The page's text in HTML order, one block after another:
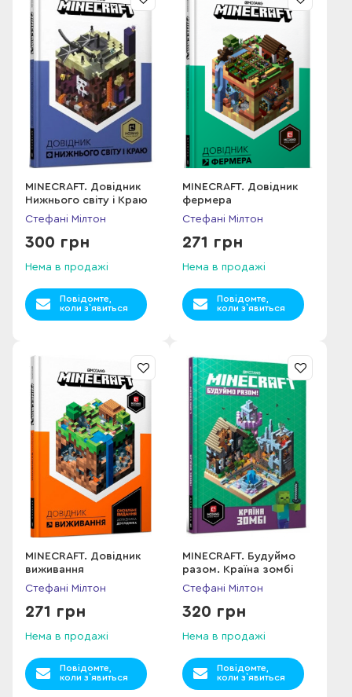
MINECRAFT. Довідник
Нижнього світу і Краю
Стефані Мілтон
300 грн
Нема в продажі
Повідомте,
коли з`явиться
MINECRAFT. Довідник
фермера
Стефані Мілтон
271 грн
Нема в продажі
Повідомте,
коли з`явиться
MINECRAFT. Довідник
виживання
Стефані Мілтон
271 грн
Нема в продажі
Повідомте,
коли з`явиться
MINECRAFT. Будуймо
разом. Країна зомбі
Стефані Мілтон
320 грн
Нема в продажі
Повідомте,
коли з`явиться